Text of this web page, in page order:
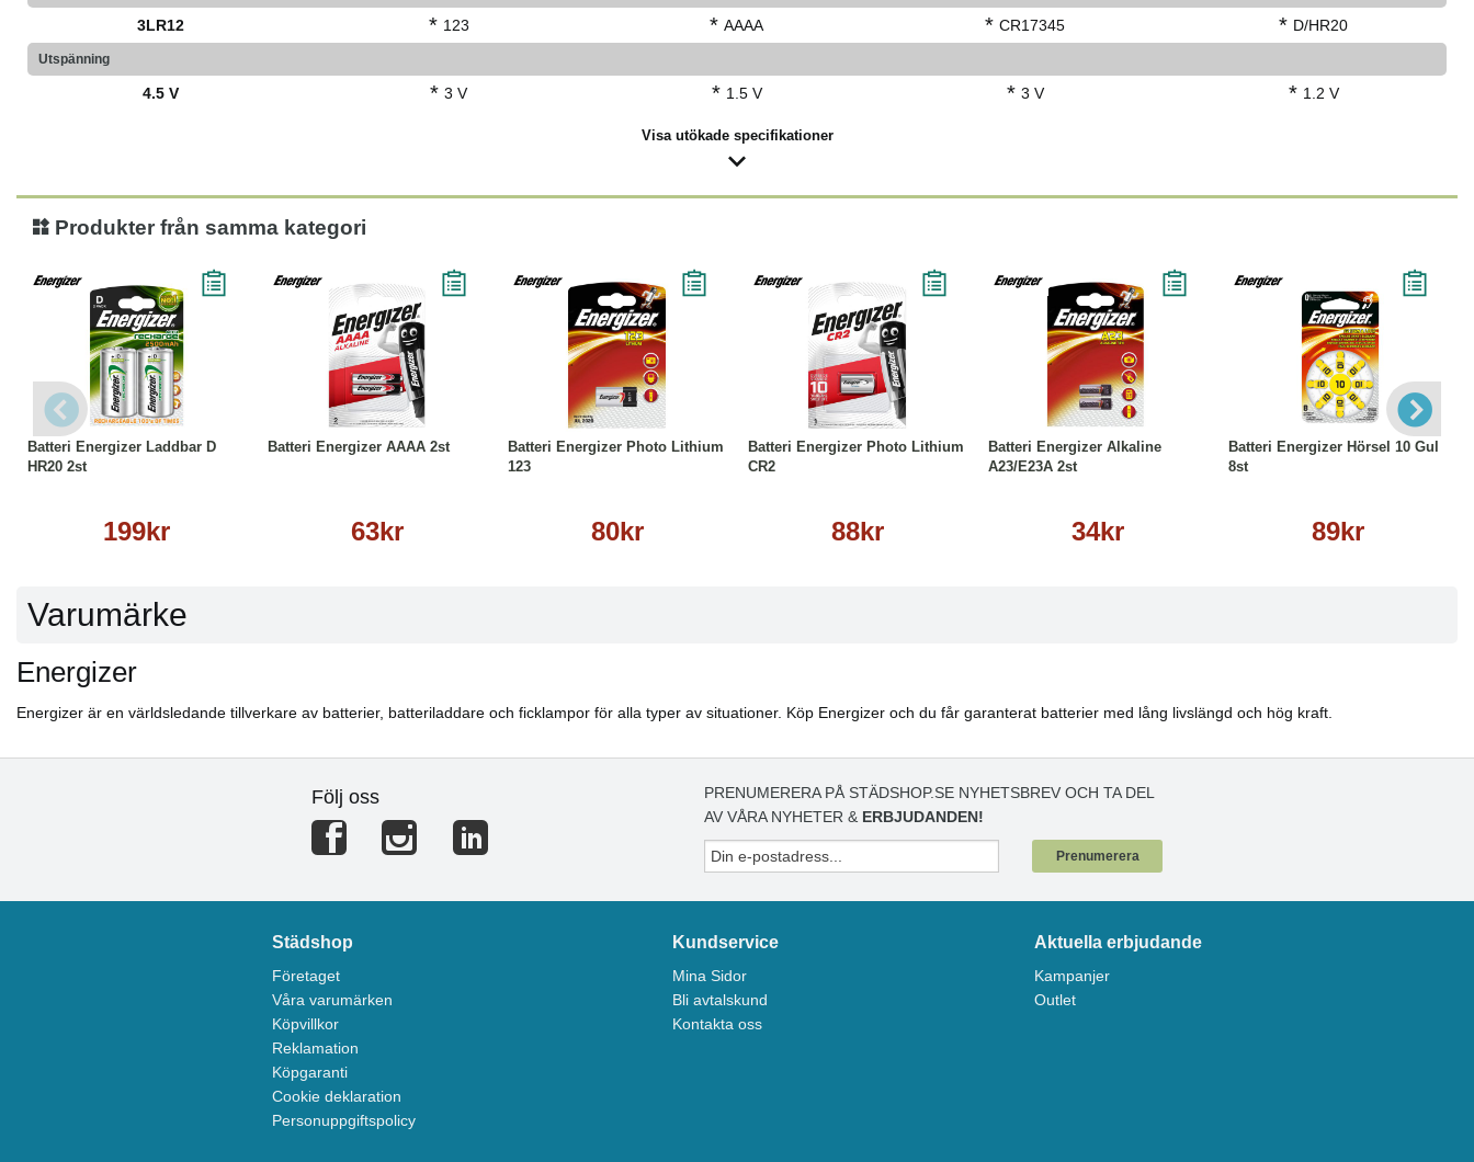
3LR12 * 123 * AAAA * CR17345 * D/HR20
Utspänning
4.5 V * 3 V * 1.5 V * 3 V * 1.2 V
Visa utökade specifikationer
Produkter från samma kategori
Batteri Energizer Laddbar D
HR20 2st
199kr
Köp Läs mer
Batteri Energizer AAAA 2st
63kr
Köp Läs mer
Batteri Energizer Photo Lithium
123
80kr
Köp Läs mer
Batteri Energizer Photo Lithium
CR2
88kr
Köp Läs mer
Batteri Energizer Alkaline
A23/E23A 2st
34kr
Köp Läs mer
Batteri Energizer Hörsel 10 Gul
8st
89kr
Läs mer
Varumärke
Energizer
Energizer är en världsledande tillverkare av batterier, batteriladdare och ficklampor för alla typer av situationer. Köp Energizer och du får garanterat batterier med lång livslängd och hög kraft.
Följ oss
PRENUMERERA PÅ STÄDSHOP.SE NYHETSBREV OCH TA DEL
AV VÅRA NYHETER & ERBJUDANDEN!
Prenumerera
Städshop
Företaget
Våra varumärken
Köpvillkor
Reklamation
Köpgaranti
Cookie deklaration
Personuppgiftspolicy
Kundservice
Mina Sidor
Bli avtalskund
Kontakta oss
Aktuella erbjudande
Kampanjer
Outlet